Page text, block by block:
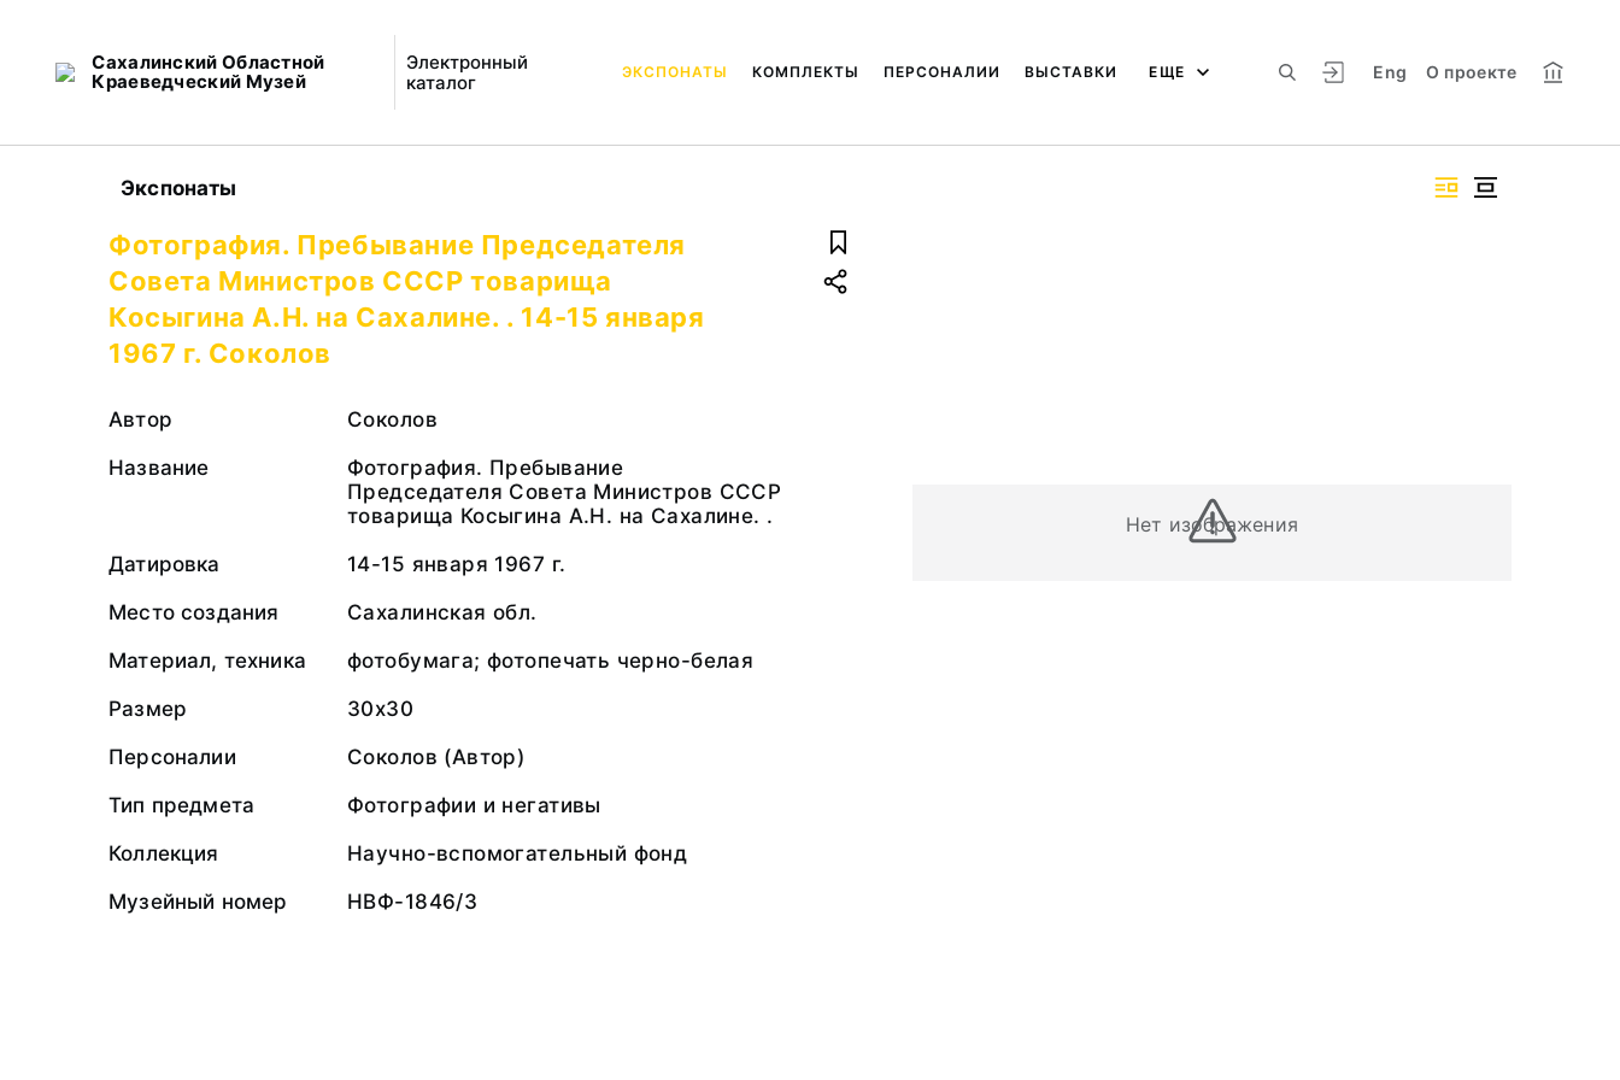
Сахалинский Областной
Краеведческий Музей
Электронный
каталог
Eng О проекте
ЭКСПОНАТЫ КОМПЛЕКТЫ ПЕРСОНАЛИИ ВЫСТАВКИ ЕЩЕ
Экспонаты
Нет изображения
Фотография. Пребывание Председателя
Совета Министров СССР товарища
Косыгина А.Н. на Сахалине. . 14-15 января
1967 г. Соколов
Автор
Соколов
Название
Фотография. Пребывание
Председателя Совета Министров СССР
товарища Косыгина А.Н. на Сахалине. .
Датировка
14-15 января 1967 г.
Место создания
Сахалинская обл.
Материал, техника
фотобумага; фотопечать черно-белая
Размер
30х30
Персоналии
Соколов (Автор)
Тип предмета
Фотографии и негативы
Коллекция
Научно-вспомогательный фонд
Музейный номер
НВФ-1846/3